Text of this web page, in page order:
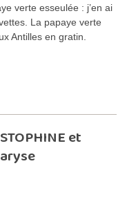
verte esseulée : j’en ai
La papaye verte
Antilles en gratin.
et